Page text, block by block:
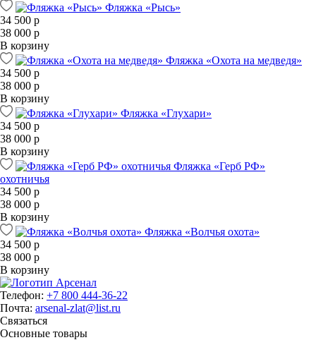
Фляжка «Рысь»
34 500 р
38 000 р
В корзину
Фляжка «Охота на медведя»
34 500 р
38 000 р
В корзину
Фляжка «Глухари»
34 500 р
38 000 р
В корзину
Фляжка «Герб РФ»
охотничья
34 500 р
38 000 р
В корзину
Фляжка «Волчья охота»
34 500 р
38 000 р
В корзину
Телефон: +7 800 444-36-22
Почта: arsenal-zlat@list.ru
Связаться
Основные товары